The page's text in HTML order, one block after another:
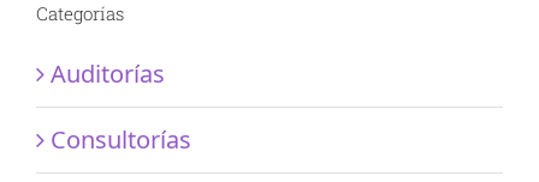
Categorías
Auditorías
Consultorías